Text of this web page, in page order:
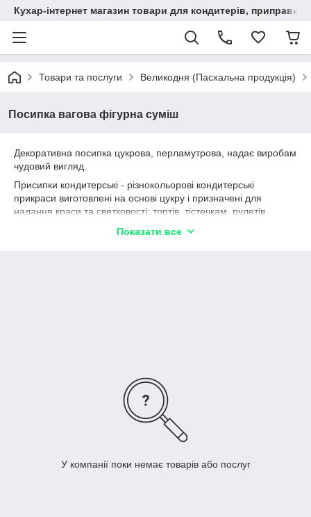
Кухар-інтернет магазин товари для кондитерів, приправи,
Товари та послуги Великодня (Пасхальна продукція)
Посипка вагова фігурна суміш
Декоративна посипка цукрова, перламутрова, надає виробам
чудовий вигляд.
Присипки кондитерські - різнокольорові кондитерські
прикраси виготовлені на основі цукру і призначені для
надання краси та святковості: тортів, тістечкам, рулетів,
яскраві кольори і різноманітні форми, що дозволяє
Показати все
У компанії поки немає товарів або послуг